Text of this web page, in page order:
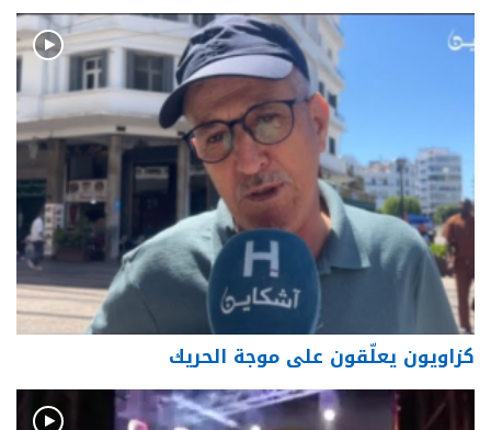
كزاويون يعلّقون على موجة الحريك